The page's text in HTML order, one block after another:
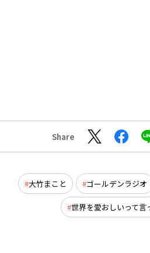
Share
大竹まこと ゴールデンラジオ
世界を愛おしいって言